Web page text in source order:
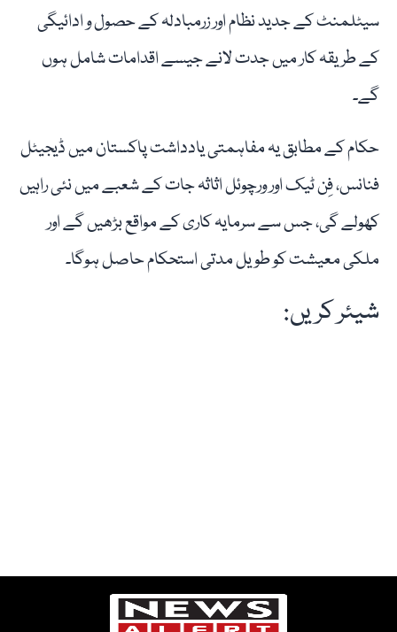
سیٹلمنٹ کے جدید نظام اور زرمبادلہ کے حصول و ادائیگی
کے طریقہ کار میں جدت لانے جیسے اقدامات شامل ہوں
گے۔
حکام کے مطابق یہ مفاہمتی یادداشت پاکستان میں ڈیجیٹل
فنانس، فِن ٹیک اور ورچوئل اثاثہ جات کے شعبے میں نئی راہیں
کھولے گی، جس سے سرمایہ کاری کے مواقع بڑھیں گے اور
ملکی معیشت کو طویل مدتی استحکام حاصل ہوگا۔
شیئر کریں: